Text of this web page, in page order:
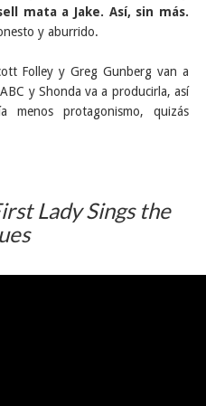
mata a Jake. Así, sin más.
y aburrido.
Folley y Greg Gunberg van a
y Shonda va a producirla, así
menos protagonismo, quizás
Lady Sings the